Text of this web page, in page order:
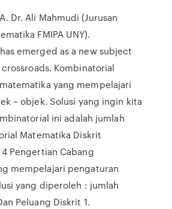
Dr. Ali Mahmudi (Jurusan
FMIPA UNY).
emerged as a new subject
Kombinatorial
yang mempelajari
– objek. Solusi yang ingin kita
ini adalah jumlah
Matematika Diskrit
Pengertian Cabang
mempelajari pengaturan
yang diperoleh : jumlah
Peluang Diskrit 1.